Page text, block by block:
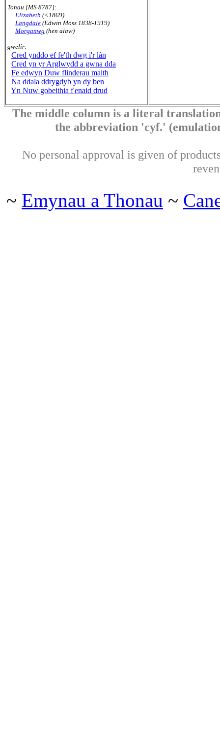
Tonau [MS 8787]:
Elizabeth (<1869)
Langdale (Edwin Moss 1838-1919)
Morganwg (hen alaw)
gwelir:
Cred ynddo ef fe'th dwg i'r làn
Cred yn yr Arglwydd a gwna dda
Fe edwyn Duw flinderau maith
Na ddala ddrygdyb yn dy ben
Yn Nuw gobeithia f'enaid drud
The middle column is a literal
the abbreviation 'cyf.'
No personal approval is given of
~ Emynau a Thonau ~